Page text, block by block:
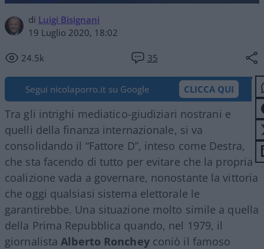
di Luigi Bisignani
19 Luglio 2020, 18:02
24.5k 35
Segui nicolaporro.it su Google CLICCA QUI
Tra gli intrighi mediatico-giudiziari nostrani e
quelli della finanza internazionale, si va
consolidando il “Fattore D”, inteso come Destra,
che sta facendo di tutto per evitare che la propria
coalizione vada a governare, nonostante la vittoria
che oggi qualsiasi sistema elettorale le
garantirebbe. Una situazione molto simile a quella
della Prima Repubblica quando, nel 1979, il
giornalistaAlberto Roncheyconiò il famoso